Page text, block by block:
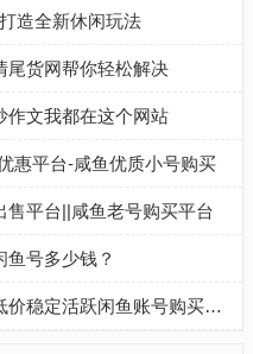
造全新休闲玩法
尾货网帮你轻松解决
作文我都在这个网站
惠平台-咸鱼优质小号购买
平台||咸鱼老号购买平台
号多少钱？
闲鱼账号出售、咸鱼账号购买、低价稳定活跃闲鱼账号购买流程